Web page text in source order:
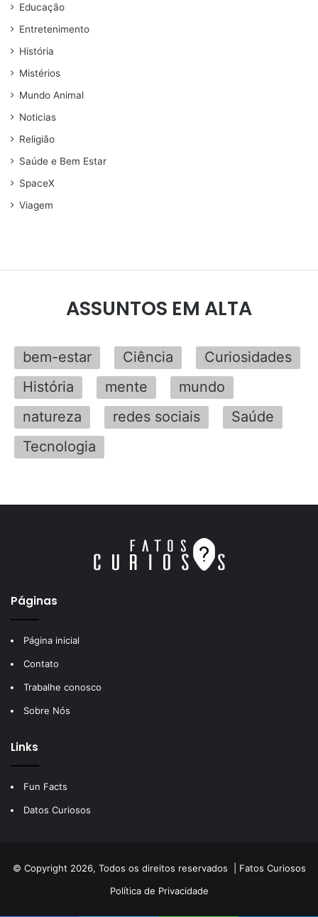
Educação
Entretenimento
História
Mistérios
Mundo Animal
Noticias
Religião
Saúde e Bem Estar
SpaceX
Viagem
ASSUNTOS EM ALTA
bem-estar Ciência
Curiosidades
História
mente
mundo
natureza
redes sociais
Saúde
Tecnologia
Páginas
Página inicial
Contato
Trabalhe conosco
Sobre Nós
Links
Fun Facts
Datos Curiosos
© Copyright 2026, Todos os direitos reservados | Fatos Curiosos
Política de Privacidade